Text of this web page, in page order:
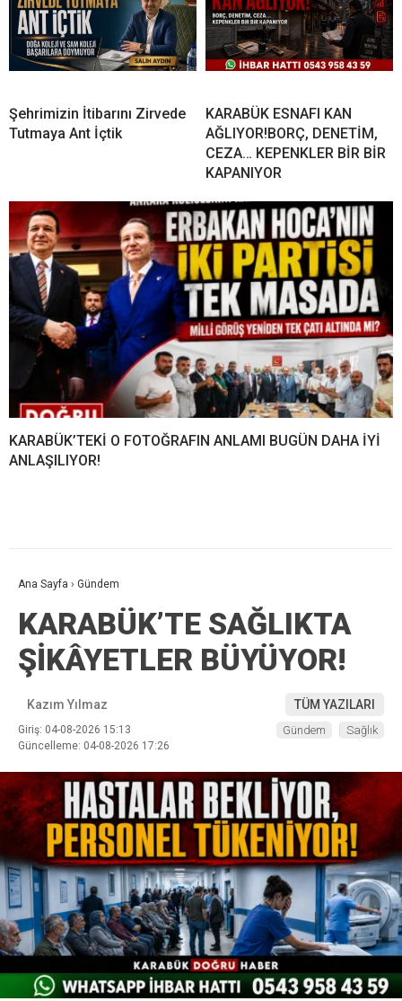
Şehrimizin İtibarını Zirvede
Tutmaya Ant İçtik
KARABÜK ESNAFI KAN
AĞLIYOR!BORÇ, DENETİM,
CEZA… KEPENKLER BİR BİR
KAPANIYOR
KARABÜK’TEKİ O FOTOĞRAFIN ANLAMI BUGÜN DAHA İYİ
ANLAŞILIYOR!
Ana Sayfa › Gündem
KARABÜK’TE SAĞLIKTA
ŞİKÂYETLER BÜYÜYOR!
Kazım Yılmaz TÜM YAZILARI
Giriş: 04-08-2026 15:13
Güncelleme: 04-08-2026 17:26
Gündem Sağlık